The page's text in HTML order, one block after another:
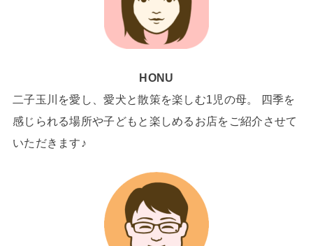
HONU
二子玉川を愛し、愛犬と散策を楽しむ1児の母。 四季を
感じられる場所や子どもと楽しめるお店をご紹介させて
いただきます♪